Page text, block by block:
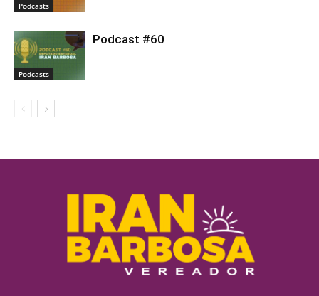
Podcasts
Podcasts
Podcast #60